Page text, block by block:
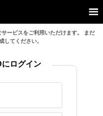
ービスをご利用いただけます。 まだ
してください。
ログイン